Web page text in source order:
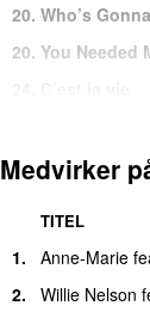
20. Who’s
20. You Needed
26. From This
It Only Hurts
Medvirker
TITEL
1. Anne-Marie
2.
Willie Nelson